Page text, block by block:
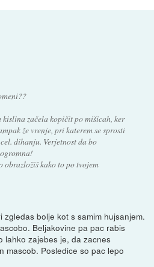
kislina začela kopičit po mišicah, ker
že vrenje, pri katerem se sprosti
dihanju. Verjetnost da bo
obrazložiš kako to po tvojem
zgledas bolje kot s samim hujsanjem.
Beljakovine pa pac rabis
lahko zajebes je, da zacnes
mascob. Posledice so pac lepo